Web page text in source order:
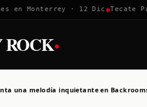
Monterrey · 12 Dic ✱ Tecate Pa'l
·
una melodía inquietante en